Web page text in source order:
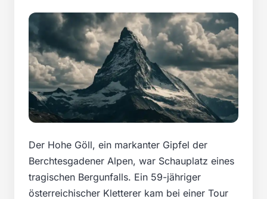
Der Hohe Göll, ein markanter Gipfel der
Berchtesgadener Alpen, war Schauplatz eines
tragischen Bergunfalls. Ein 59-jähriger
österreichischer Kletterer kam bei einer Tour